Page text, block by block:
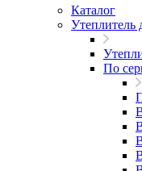
Каталог
Утеплитель
По